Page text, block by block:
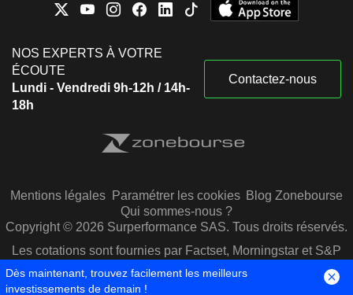
NOS EXPERTS À VOTRE
ÉCOUTE
Lundi - Vendredi 9h-12h / 14h-
18h
Contactez-nous
Mentions légales Paramétrer les cookies Blog Zonebourse
Qui sommes-nous ?
Copyright © 2026 Surperformance SAS. Tous droits réservés.
Les cotations sont fournies par Factset, Morningstar et S&P
Capital IQ
Dès maintenant, trouvez facilement les meilleurs
investissements de demain !